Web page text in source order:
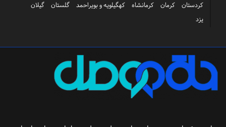
کردستان
کرمان کرمانشاه کهگیلویه و بویراحمد گلستان
گیلان
یزد